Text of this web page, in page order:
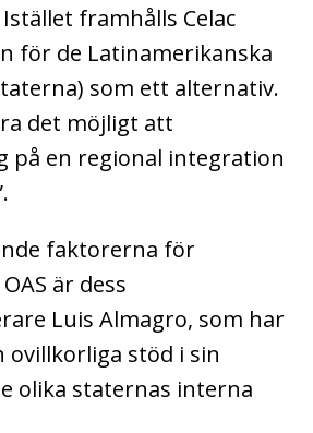
framhålls Celac
för de Latinamerikanska
som ett alternativ.
det möjligt att
på en regional integration
faktorerna för
är dess
Luis Almagro, som har
ovillkorliga stöd i sin
olika staternas interna